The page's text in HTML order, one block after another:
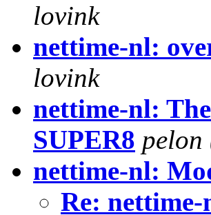
lovink
nettime-nl:
lovink
nettime-nl:
SUPER8 pelon
nettime-nl:
Re: